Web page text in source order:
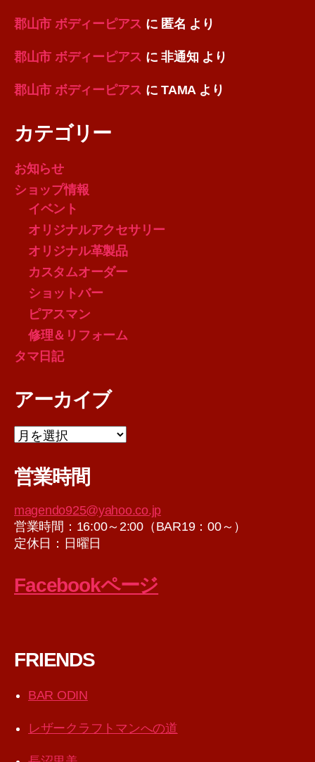
郡山市 ボディーピアス に 匿名 より
郡山市 ボディーピアス に非通知 より
郡山市 ボディーピアス にTAMAより
カテゴリー
お知らせ
ショップ情報
イベント
オリジナルアクセサリー
オリジナル革製品
カスタムオーダー
ショットバー
ピアスマン
修理＆リフォーム
タマ日記
アーカイブ
ア
イ
営業時間
magendo925@yahoo.co.jp
営業時間：16:00～2:00（BAR19：00～）
定休日：日曜日
Facebookページ
FRIENDS
BAR ODIN
レザークラフトマンへの道